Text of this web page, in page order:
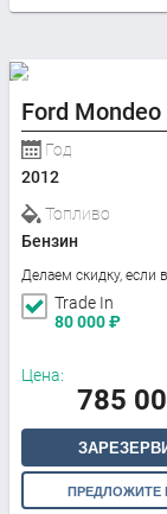
Ford
Год
2012
Топливо
Бензин
Делаем скидку, если
Trade In
80 000₽
Цена:
785
ПРЕДЛОЖИТЕ